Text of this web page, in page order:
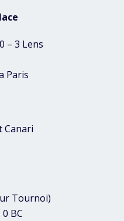
– 3 Lens
Paris
Canari
Tournoi)
BC